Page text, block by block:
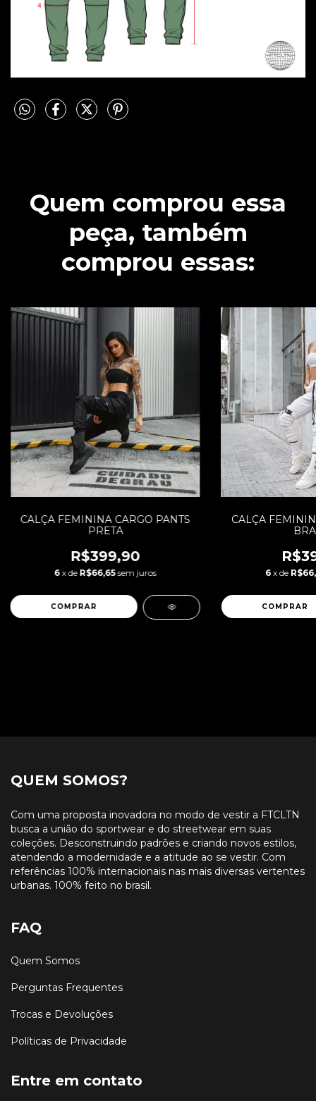
Quem comprou essa
peça, também
comprou essas:
CALÇA FEMININA CARGO PANTS
PRETA
R$399,90
6 x de R$66,65 sem juros
COMPRAR
CALÇA
6 x de
COMPRAR
QUEM SOMOS?
Com uma proposta inovadora no modo de vestir a FTCLTN
busca a união do sportwear e do streetwear em suas
coleções. Desconstruindo padrões e criando novos estilos,
atendendo a modernidade e a atitude ao se vestir. Com
referências 100% internacionais nas mais diversas vertentes
urbanas. 100% feito no brasil.
FAQ
Quem Somos
Perguntas Frequentes
Trocas e Devoluções
Políticas de Privacidade
Entre em contato